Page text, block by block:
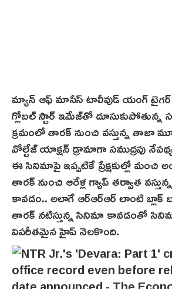
మ్యాన్ ఆఫ్ మాసేస్ టాలీవుడ్ యంగ్ టైగర్
గ్లోబల్ స్టార్ ఇమేజ్‌తో
క్రమంలో తారక్ నుంచి వస్తున్న తాజా
వోల్టేజ్ యాక్షన్ డ్రామాగా సముద్రపు
ఈ సినిమాపై ఇప్పటికే ప్రేక్షకుల్లో
తారక్ నుంచి ఆరేళ్ల గ్యాప్ తర్వాత
కావడం.. అలాగే ఆర్‌ఆర్ఆర్ లాంటి బ్లాక్
తారక్ నటిస్తున్న సినిమా కావడంతో సినిమాపై
విపరీతమైన హైప్ నెలకొంది.